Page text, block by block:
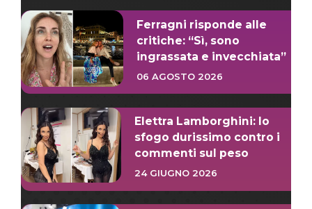
Ferragni risponde alle
critiche: “Sì, sono
ingrassata e invecchiata”
06 AGOSTO 2026
Elettra Lamborghini: lo
sfogo durissimo contro i
commenti sul peso
24 GIUGNO 2026